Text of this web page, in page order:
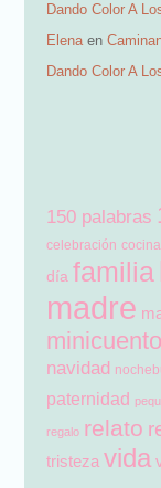
Dando Color A
Elenaen
Dando Color A
150 palabras
celebración cocina
día familia
madre
minicuento
navidad
paternidad
regalo relato
tristeza vida